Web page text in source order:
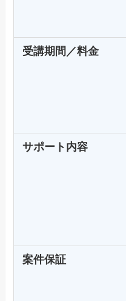
受講期間／料金
サポート内容
案件保証